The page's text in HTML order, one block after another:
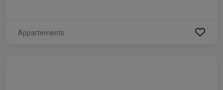
Appartements